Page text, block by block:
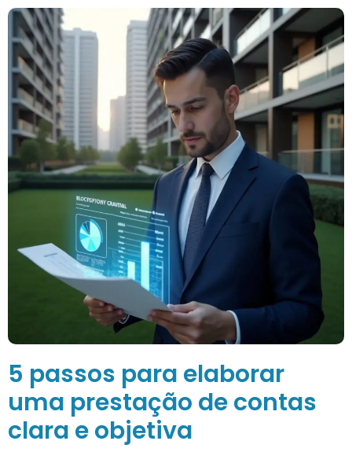
5 passos para elaborar
uma prestação de contas
clara e objetiva